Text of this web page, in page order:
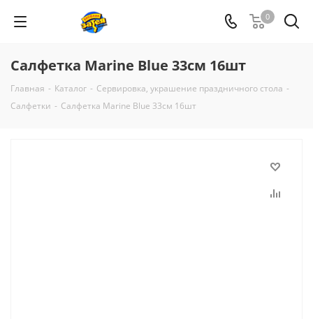
0
Салфетка Marine Blue 33см 16шт
Главная - Каталог - Сервировка, украшение праздничного стола -
Салфетки - Салфетка Marine Blue 33см 16шт